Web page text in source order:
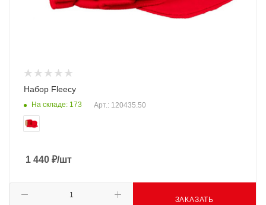
Набор Fleecy
На складе: 173 Арт.: 120435.50
1 440 ₽/шт
ЗАКАЗАТЬ